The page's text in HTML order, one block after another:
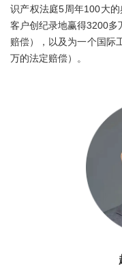
识产权法庭5周年100大
客户创纪录地赢得3200多
赔偿），以及为一个国际
万的法定赔偿）。